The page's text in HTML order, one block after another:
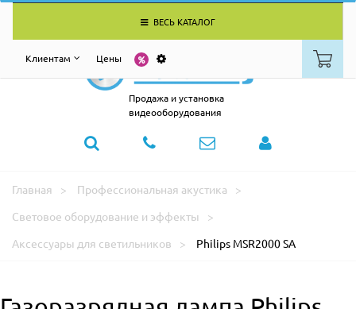
ВЕСЬ КАТАЛОГ
Клиентам Цены
Продажа и установка
видеооборудования
Главная
Профессиональная акустика
Световое оборудование и эффекты
Аксессуары для светильников
Philips MSR2000 SA